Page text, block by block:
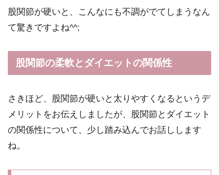
股関節が硬いと、こんなにも不調がでてしまうなん
て驚きですよね^^;
股関節の柔軟とダイエットの関係性
さきほど、股関節が硬いと太りやすくなるというデ
メリットをお伝えしましたが、股関節とダイエット
の関係性について、少し踏み込んでお話しします
ね。